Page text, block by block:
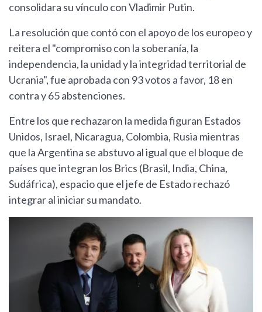
consolidara su vínculo con Vladimir Putin.
La resolución que contó con el apoyo de los europeo y
reitera el "compromiso con la soberanía, la
independencia, la unidad y la integridad territorial de
Ucrania", fue aprobada con 93 votos a favor, 18 en
contra y 65 abstenciones.
Entre los que rechazaron la medida figuran Estados
Unidos, Israel, Nicaragua, Colombia, Rusia mientras
que la Argentina se abstuvo al igual que el bloque de
países que integran los Brics (Brasil, India, China,
Sudáfrica), espacio que el jefe de Estado rechazó
integrar al iniciar su mandato.